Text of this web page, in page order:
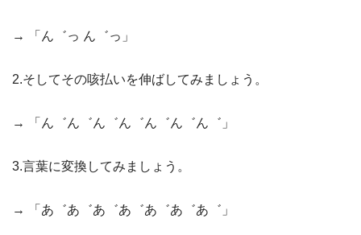
→ 「ん゛っ ん゛っ」
2.そしてその咳払いを伸ばしてみましょう。
→ 「ん゛ん゛ん゛ん゛ん゛ん゛ん゛」
3.言葉に変換してみましょう。
→ 「あ゛あ゛あ゛あ゛あ゛あ゛あ゛」